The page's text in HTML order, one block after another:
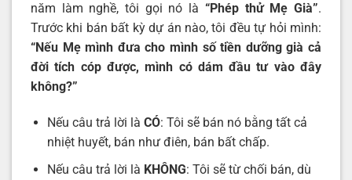
năm làm nghề, tôi gọi nó là “Phép thử Mẹ Già”.
Trước khi bán bất kỳ dự án nào, tôi đều tự hỏi mình:
“Nếu Mẹ mình đưa cho mình số tiền dưỡng già cả
đời tích cóp được, mình có dám đầu tư vào đây
không?”
Nếu câu trả lời là CÓ: Tôi sẽ bán nó bằng tất cả
nhiệt huyết, bán như điên, bán bất chấp.
Nếu câu trả lời là KHÔNG: Tôi sẽ từ chối bán, dù